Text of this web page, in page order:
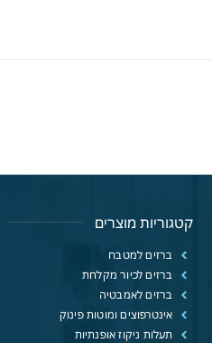
קטגוריות מוצרים
ברזים למטבח
ברזים לכיור מקלחת
ברזים לאמבטיה
אינטרפוצים ומוטות פינוק
תעלות ניקוז אופנתיות